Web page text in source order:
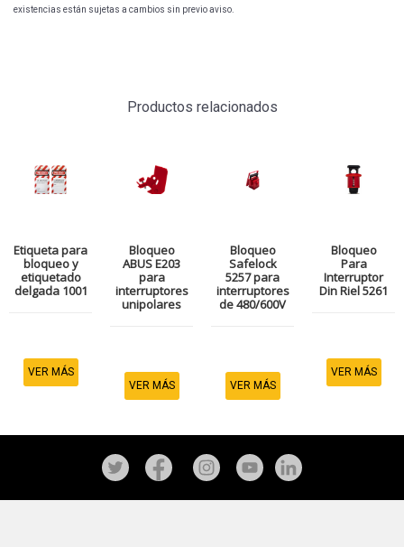
existencias están sujetas a cambios sin previo aviso.
Productos relacionados
Etiqueta para
bloqueo y
etiquetado
delgada 1001
VER MÁS
Bloqueo
ABUS E203
para
interruptores
unipolares
VER MÁS
Bloqueo
Safelock
5257 para
interruptores
de 480/600V
VER MÁS
Bloqueo
Para
Interruptor
Din Riel 5261
VER MÁS